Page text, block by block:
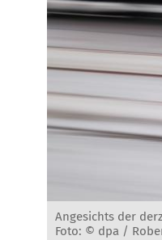
Angesichts der
Foto: © dpa /